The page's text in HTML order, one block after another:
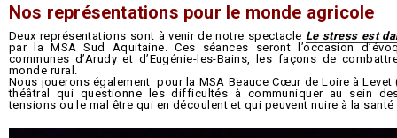
Nos représentations pour le monde agricole
Deux représentations sont à venir de notre spectacle Le stress est
par la MSA Sud Aquitaine. Ces séances seront l’occasion
communes d’Arudy et d’Eugénie-les-Bains, les façons de
monde rural.
Nous jouerons également pour la MSA Beauce Cœur de Loire à
théâtral qui questionne les difficultés à communiquer au sein
tensions ou le mal être qui en découlent et qui peuvent nuire à la santé